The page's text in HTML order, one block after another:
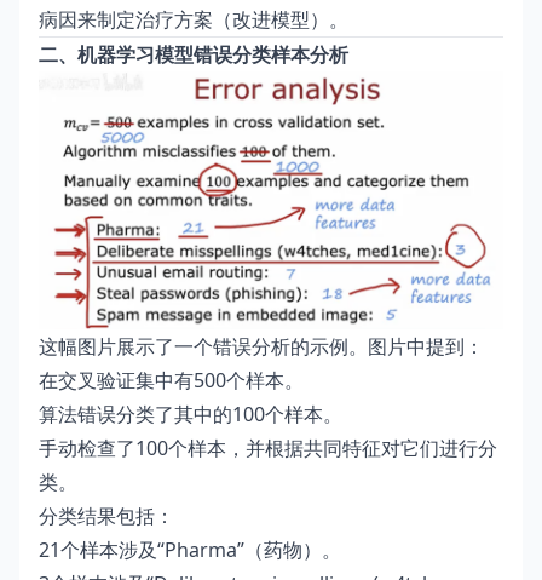
病因来制定治疗方案（改进模型）。
二、机器学习模型错误分类样本分析
这幅图片展示了一个错误分析的示例。图片中提到：
在交叉验证集中有500个样本。
算法错误分类了其中的100个样本。
手动检查了100个样本，并根据共同特征对它们进行分
类。
分类结果包括：
21个样本涉及“Pharma”（药物）。